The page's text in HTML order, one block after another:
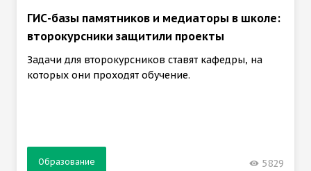
ГИС-базы памятников и медиаторы в школе:
второкурсники защитили проекты
Задачи для второкурсников ставят кафедры, на
которых они проходят обучение.
Образование 5829